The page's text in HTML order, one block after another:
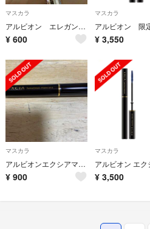
マスカラ
アルビオン エレガント マスカラ
¥ 600
マスカラ
¥ 3,550
マスカラ
アルビオンエクシアマスカラ ブラウン
¥ 900
マスカラ
¥ 3,500